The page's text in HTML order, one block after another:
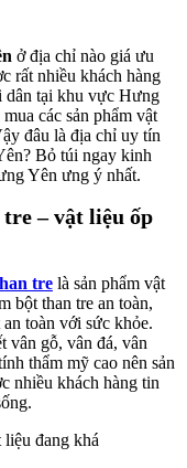
ở địa chỉ nào giá ưu
rất nhiều khách hàng
dân tại khu vực Hưng
các sản phẩm vật
đâu là địa chỉ uy tín
Bỏ túi ngay kinh
Yên ưng ý nhất.
– vật liệu ốp
tre là sản phẩm vật
bột than tre an toàn,
toàn với sức khỏe.
vân gỗ, vân đá, vân
thẩm mỹ cao nên sản
nhiều khách hàng tin